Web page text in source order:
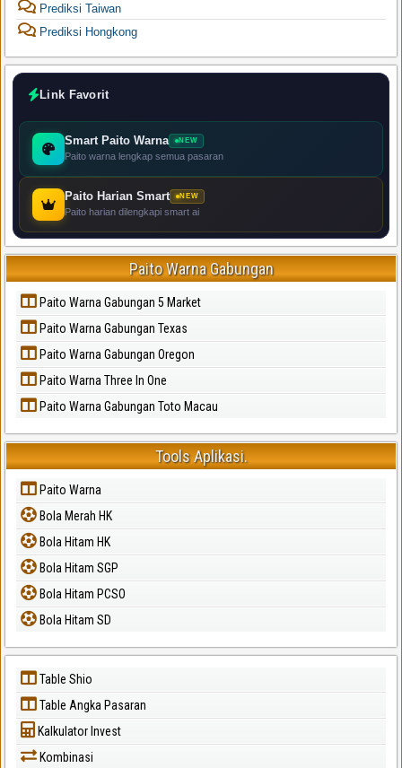
Prediksi Taiwan
Prediksi Hongkong
Link Favorit
Smart Paito Warna NEW
Paito warna lengkap semua pasaran
Paito Harian Smart NEW
Paito harian dilengkapi smart ai
Paito Warna Gabungan
Paito Warna Gabungan 5 Market
Paito Warna Gabungan Texas
Paito Warna Gabungan Oregon
Paito Warna Three In One
Paito Warna Gabungan Toto Macau
Tools Aplikasi.
Paito Warna
Bola Merah HK
Bola Hitam HK
Bola Hitam SGP
Bola Hitam PCSO
Bola Hitam SD
Table Shio
Table Angka Pasaran
Kalkulator Invest
Kombinasi